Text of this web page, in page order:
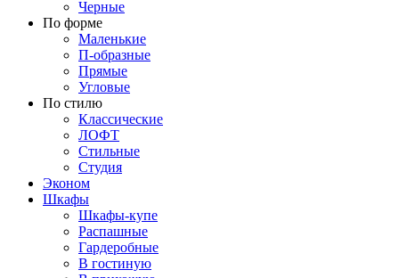
Черные
По форме
Маленькие
П-образные
Прямые
Угловые
По стилю
Классические
ЛОФТ
Стильные
Студия
Эконом
Шкафы
Шкафы-купе
Распашные
Гардеробные
В гостиную